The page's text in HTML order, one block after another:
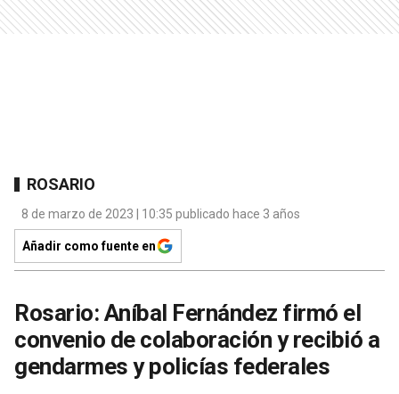
ROSARIO
8 de marzo de 2023 | 10:35 publicado hace 3 años
Añadir como fuente en
Rosario: Aníbal Fernández firmó el
convenio de colaboración y recibió a
gendarmes y policías federales